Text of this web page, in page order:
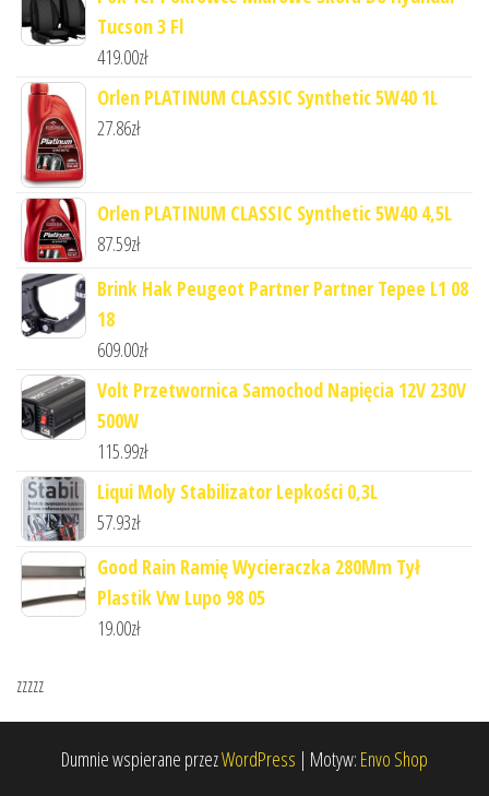
Tucson 3 Fl
419.00zł
Orlen PLATINUM CLASSIC Synthetic 5W40 1L
27.86zł
Orlen PLATINUM CLASSIC Synthetic 5W40 4,5L
87.59zł
Brink Hak Peugeot Partner Partner Tepee L1 08
18
609.00zł
Volt Przetwornica Samochod Napięcia 12V 230V
500W
115.99zł
Liqui Moly Stabilizator Lepkości 0,3L
57.93zł
Good Rain Ramię Wycieraczka 280Mm Tył
Plastik Vw Lupo 98 05
19.00zł
zzzzz
Dumnie wspierane przezWordPress | Motyw: Envo Shop